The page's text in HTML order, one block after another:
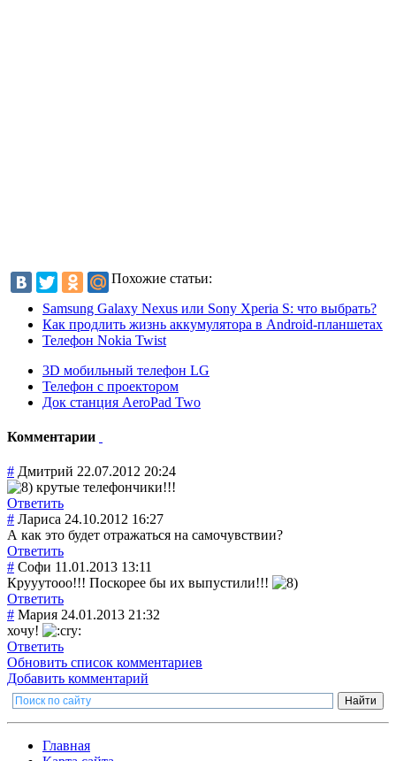
Похожие статьи:
Samsung Galaxy Nexus или Sony Xperia S: что выбрать?
Как продлить жизнь аккумулятора в Android-планшетах
Телефон Nokia Twist
3D мобильный телефон LG
Телефон с проектором
Док станция AeroPad Two
Комментарии
# Дмитрий 22.07.2012 20:24
крутые телефончики!!!
Ответить
# Лариса 24.10.2012 16:27
А как это будет отражаться на самочувствии?
Ответить
# Софи 11.01.2013 13:11
Крууутооо!!! Поскорее бы их выпустили!!!
Ответить
# Мария 24.01.2013 21:32
хочу!
Ответить
Обновить список комментариев
Добавить комментарий
Главная